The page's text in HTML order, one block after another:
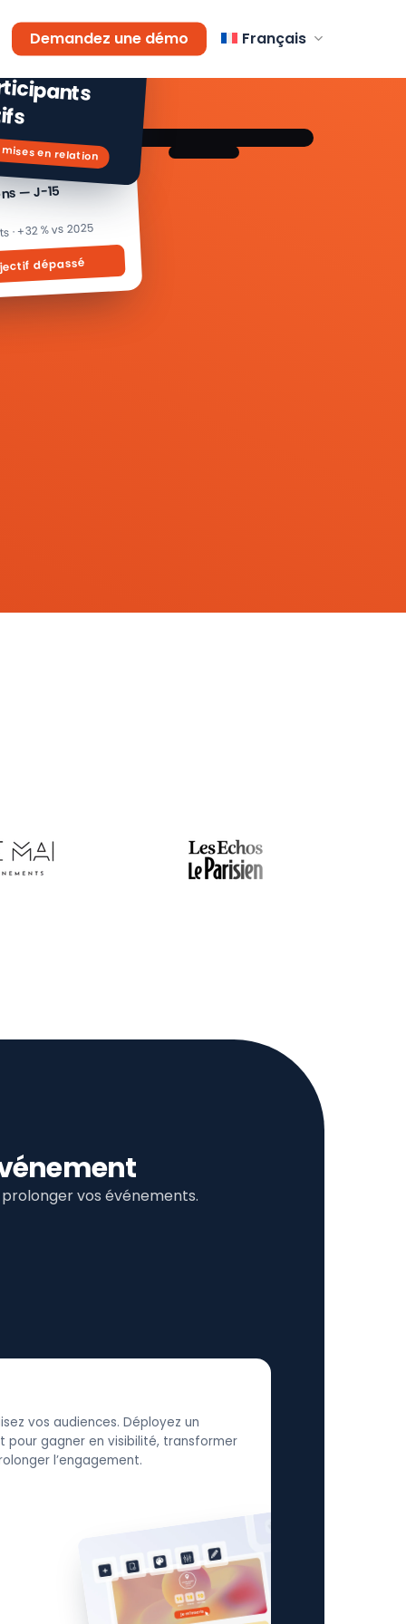
Demandez une démo Français
— J-15
· +32 % vs 2025
dépassé
de
mises en relation
vos événements.
vos audiences. Déployez un
gagner en visibilité, transformer
l’engagement.